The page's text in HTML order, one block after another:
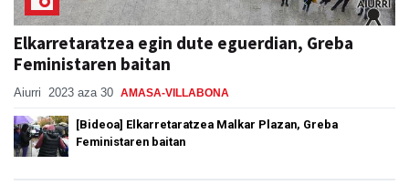
Elkarretaratzea egin dute eguerdian, Greba
Feministaren baitan
Aiurri 2023 aza 30 AMASA-VILLABONA
[Bideoa] Elkarretaratzea Malkar Plazan, Greba
Feministaren baitan